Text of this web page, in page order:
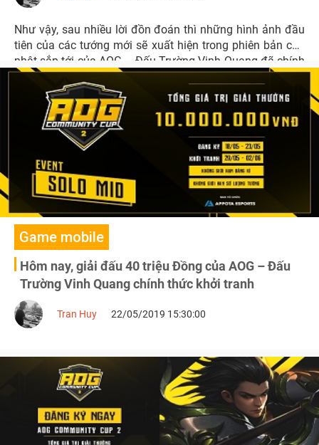
Như vậy, sau nhiều lời đồn đoán thì những hình ảnh đầu
tiên của các tướng mới sẽ xuất hiện trong phiên bản cập
nhật sắp tới của AOG – Đấu Trường Vinh Quang đã chính
thức “xuất đầu lộ diện”.
Game mobile
Hôm nay, giải đấu 40 triệu Đồng của AOG – Đấu
Trường Vinh Quang chính thức khởi tranh
Tran Huy 22/05/2019 15:30:00